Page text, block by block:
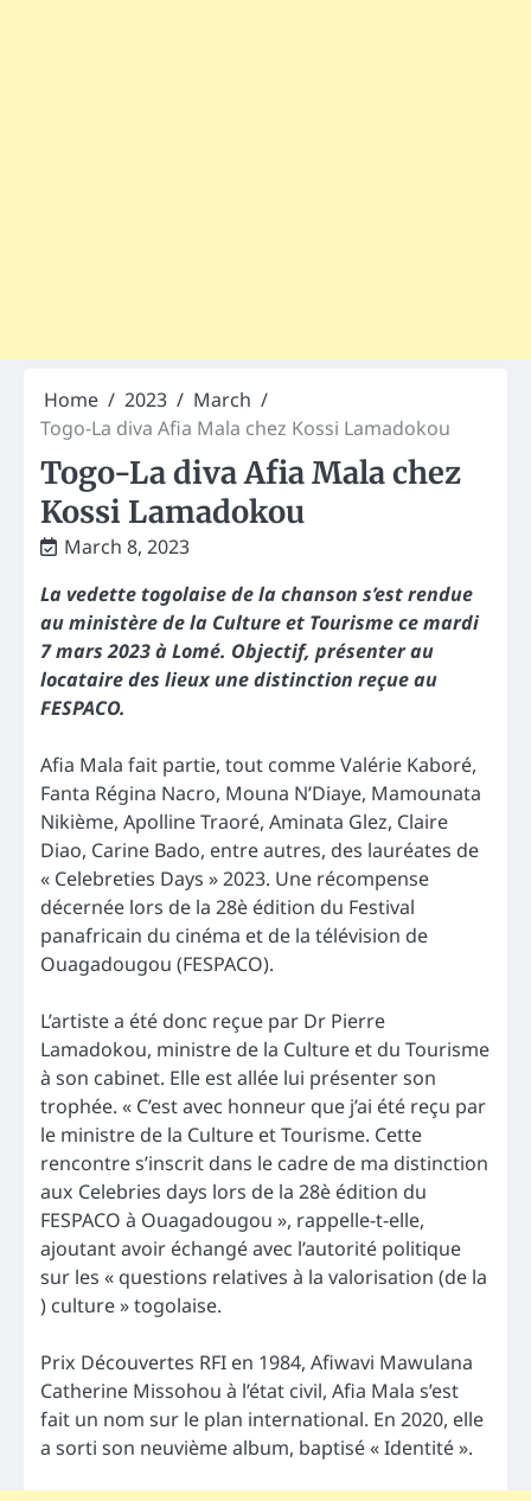
Home 2023
March
Togo-La diva Afia Mala chez Kossi Lamadokou
Togo-La diva Afia Mala chez
Kossi Lamadokou
March 8, 2023
La vedette togolaise de la chanson s’est rendue
au ministère de la Culture et Tourisme ce mardi
7 mars 2023 à Lomé. Objectif, présenter au
locataire des lieux une distinction reçue au
FESPACO.
Afia Mala fait partie, tout comme Valérie Kaboré,
Fanta Régina Nacro, Mouna N’Diaye, Mamounata
Nikième, Apolline Traoré, Aminata Glez, Claire
Diao, Carine Bado, entre autres, des lauréates de
« Celebreties Days » 2023. Une récompense
décernée lors de la 28è édition du Festival
panafricain du cinéma et de la télévision de
Ouagadougou (FESPACO).
L’artiste a été donc reçue par Dr Pierre
Lamadokou, ministre de la Culture et du Tourisme
à son cabinet. Elle est allée lui présenter son
trophée. « C’est avec honneur que j’ai été reçu par
le ministre de la Culture et Tourisme. Cette
rencontre s’inscrit dans le cadre de ma distinction
aux Celebries days lors de la 28è édition du
FESPACO à Ouagadougou », rappelle-t-elle,
ajoutant avoir échangé avec l’autorité politique
sur les « questions relatives à la valorisation (de la
) culture » togolaise.
Prix Découvertes RFI en 1984, Afiwavi Mawulana
Catherine Missohou à l’état civil, Afia Mala s’est
fait un nom sur le plan international. En 2020, elle
a sorti son neuvième album, baptisé « Identité ».